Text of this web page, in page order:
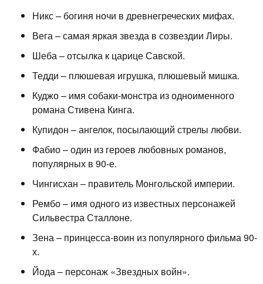
Никс – богиня ночи в древнегреческих мифах.
Вега – самая яркая звезда в созвездии Лиры.
Шеба – отсылка к царице Савской.
Тедди – плюшевая игрушка, плюшевый мишка.
Куджо – имя собаки-монстра из одноименного
романа Стивена Кинга.
Купидон – ангелок, посылающий стрелы любви.
Фабио – один из героев любовных романов,
популярных в 90-е.
Чингисхан – правитель Монгольской империи.
Рембо – имя одного из известных персонажей
Сильвестра Сталлоне.
Зена – принцесса-воин из популярного фильма 90-
х.
Йода – персонаж «Звездных войн».